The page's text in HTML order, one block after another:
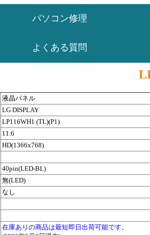
パソコン修理
よくある質問
液晶パネル
LG DISPLAY
LP116WH1 (TL)(P1)
11.6
HD(1366x768)
40pin(LED-BL)
無(LED)
なし
在庫ありの商品は最短即日出荷可能です。